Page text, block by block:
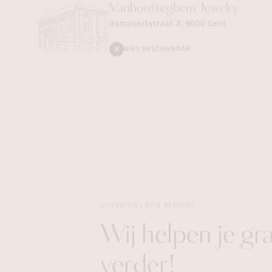
Vanhoutteghem Jewelry
Dampoortstraat 2, 9000 Gent
NIET BESCHIKBAAR
Wij helpen je